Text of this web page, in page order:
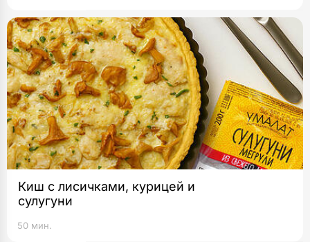
Киш с лисичками, курицей и
сулугуни
50 мин.